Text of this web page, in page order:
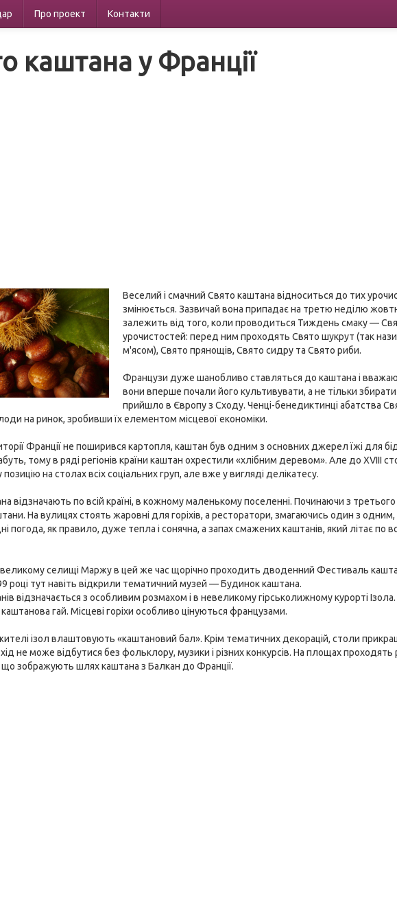
Про проект Контакти
каштана у Франції
Веселий і смачний Свято каштана відноситься до тих
змінюється. Зазвичай вона припадає на третю неділю
залежить від того, коли проводиться Тиждень смаку —
урочистостей: перед ним проходять Свято шукрут (так
м'ясом), Свято прянощів, Свято сидру та Свято риби.
Французи дуже шанобливо ставляться до каштана і
вони вперше почали його культивувати, а не тільки
прийшло в Європу з Сходу. Ченці-бенедиктинці абатства
на ринок, зробивши їх елементом місцевої економіки.
Франції не поширився картопля, каштан був одним з основних джерел їжі для
тому в ряді регіонів країни каштан охрестили «хлібним деревом». Але до XVIII
позицію на столах всіх соціальних груп, але вже у вигляді делікатесу.
відзначають по всій країні, в кожному маленькому поселенні. Починаючи з
На вулицях стоять жаровні для горіхів, а ресторатори, змагаючись один з
погода, як правило, дуже тепла і сонячна, а запах смажених каштанів, який літає по
селищі Маржу в цей же час щорічно проходить дводенний Фестиваль
році тут навіть відкрили тематичний музей — Будинок каштана.
відзначається з особливим розмахом і в невеликому гірськолижному курорті
гай. Місцеві горіхи особливо цінуються французами.
ізол влаштовують «каштановий бал». Крім тематичних декорацій, столи
не може відбутися без фольклору, музики і різних конкурсів. На площах проходять
що зображують шлях каштана з Балкан до Франції.